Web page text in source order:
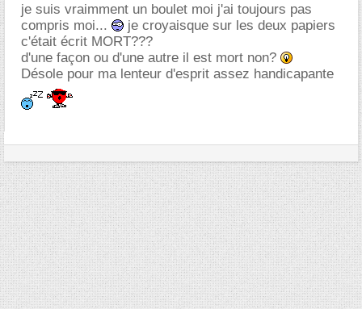
je suis vraimment un boulet moi j'ai toujours pas
compris moi...
je croyaisque sur les deux papiers
c'était écrit MORT???
d'une façon ou d'une autre il est mort non?
Désole pour ma lenteur d'esprit assez handicapante